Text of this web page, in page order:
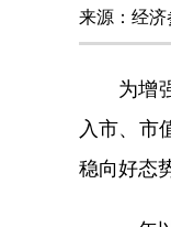
来源：经
为增强
入市、市
稳向好态